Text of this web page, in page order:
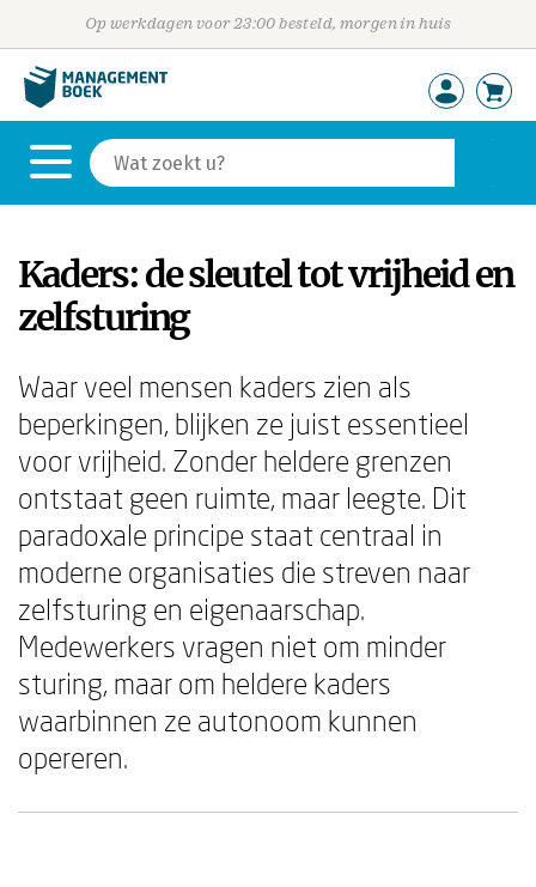
Op werkdagen voor 23:00 besteld, morgen in huis
Kaders: de sleutel tot vrijheid en
zelfsturing
Waar veel mensen kaders zien als
beperkingen, blijken ze juist essentieel
voor vrijheid. Zonder heldere grenzen
ontstaat geen ruimte, maar leegte. Dit
paradoxale principe staat centraal in
moderne organisaties die streven naar
zelfsturing en eigenaarschap.
Medewerkers vragen niet om minder
sturing, maar om heldere kaders
waarbinnen ze autonoom kunnen
opereren.